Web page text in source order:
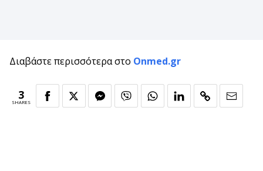
Διαβάστε περισσότερα στο Onmed.gr
3
SHARES